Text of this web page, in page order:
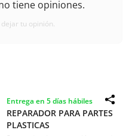
tiene opiniones.
tu opinión.
Entrega en 5 días hábiles
REPARADOR PARA PARTES
PLASTICAS